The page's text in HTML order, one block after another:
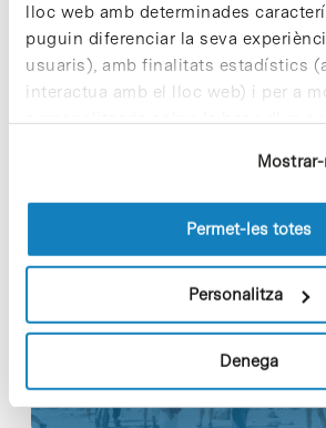
lloc web amb determinades
puguin diferenciar la seva
usuaris), amb finalitats estadístics
interactua amb el lloc web) i per a
personalitzada sobre la base d'un
pàgines visitades). Per a obtenir
les cookies pot consultar laPolítica
Permet-les totes
Personalitza
Denega
Share Share
Vacances responsables
d’emergència climàtica
15 de juliol de 2026